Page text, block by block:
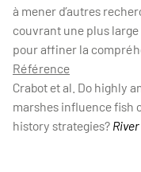
à mener d’autres
couvrant une plus
pour affiner la
Référence
Crabot et al. Do highly
marshes influence fish
history strategies?